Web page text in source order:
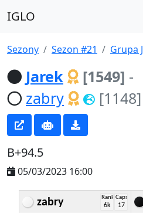
IGLO
Sezony Sezon #21 Grupa J
Jarek [1549] -
zabry
[1148]
B+94.5
05/03/2023 16:00
zabry Rank
6k
Caps
17